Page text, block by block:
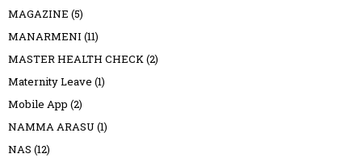
MAGAZINE (5)
MANARMENI (11)
MASTER HEALTH CHECK(2)
Maternity Leave (1)
Mobile App (2)
NAMMA ARASU (1)
NAS (12)